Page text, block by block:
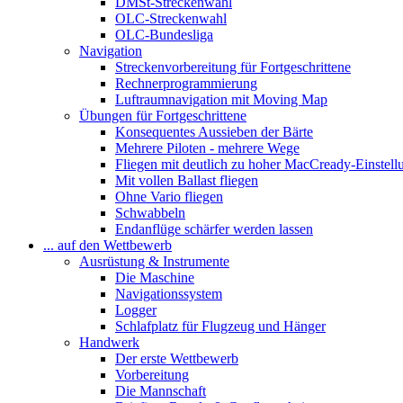
OLC-Streckenwahl
OLC-Bundesliga
Navigation
Streckenvorbereitung für Fortgeschrittene
Rechnerprogrammierung
Luftraumnavigation mit Moving Map
Übungen für Fortgeschrittene
Konsequentes Aussieben der Bärte
Mehrere Piloten - mehrere Wege
Fliegen mit deutlich zu hoher MacCready-
Mit vollen Ballast fliegen
Ohne Vario fliegen
Schwabbeln
Endanflüge schärfer werden lassen
... auf den Wettbewerb
Ausrüstung & Instrumente
Die Maschine
Navigationssystem
Logger
Schlafplatz für Flugzeug und Hänger
Handwerk
Der erste Wettbewerb
Vorbereitung
Die Mannschaft